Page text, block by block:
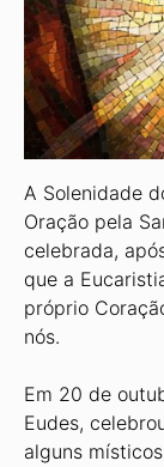
A Solenidade
Oração pela
celebrada,
que a
próprio
nós.
Em 20 de
Eudes,
alguns